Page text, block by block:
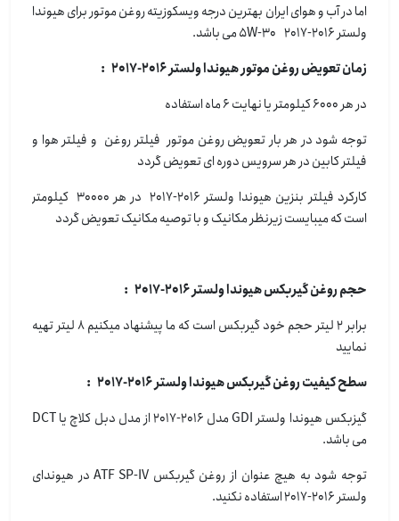
اما در آب و هوای ایران بهترین درجه ویسکوزیته روغن موتور برای هیوندا
ولستر 2016-2017 5W-30 می باشد.
زمان تعویض روغن موتور هیوندا ولستر 2016-2017 :
در هر 6000 کیلومتر یا نهایت 6 ماه استفاده
توجه شود در هر بار تعویض روغن موتور فیلتر روغن و فیلتر هوا و
فیلتر کابین در هر سرویس دوره ای تعویض گردد
کارکرد فیلتر بنزین هیوندا ولستر 2016-2017 در هر 30000 کیلومتر
است که میبایست زیرنظر مکانیک و با توصیه مکانیک تعویض گردد
حجم روغن گیربکس هیوندا ولستر 2016-2017 :
برابر 2 لیتر حجم خود گیربکس است که ما پیشنهاد میکنیم 8 لیتر تهیه
نمایید
سطح کیفیت روغن گیربکس هیوندا ولستر 2016-2017 :
گیزبکس هیوندا ولستر GDI مدل 2016-2017 از مدل دبل کلاچ یا DCT
می باشد.
توجه شود به هیچ عنوان از روغن گیربکس ATF SP-IV در هیوندای
ولستر 2016-2017 استفاده نکنید.